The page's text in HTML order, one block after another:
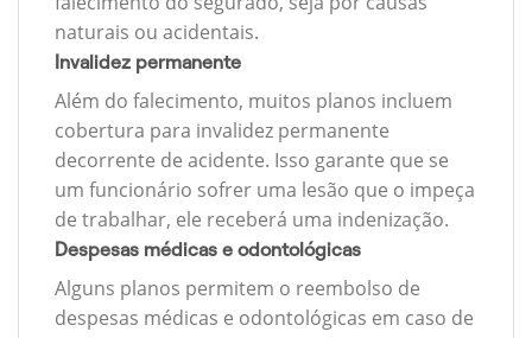
naturais ou acidentais.
Invalidez permanente
Além do falecimento, muitos planos incluem
cobertura para invalidez permanente
decorrente de acidente. Isso garante que se
um funcionário sofrer uma lesão que o impeça
de trabalhar, ele receberá uma indenização.
Despesas médicas e odontológicas
Alguns planos permitem o reembolso de
despesas médicas e odontológicas em caso de